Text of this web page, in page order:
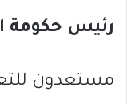
رئيس حكومة
مستعدون